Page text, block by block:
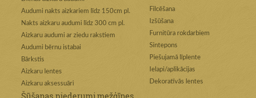
Audumi nakts aizkariem līdz 150cm pl.
Nakts aizkaru audumi līdz 300 cm pl.
Aizkaru audumi ar ziedu rakstiem
Audumi bērnu istabai
Bārkstis
Aizkaru lentes
Aizkaru aksessuāri
Šūšanas piederumi,mežģīnes
Filcēšana
Izšūšana
Furnitūra rokdarbiem
Sintepons
Piešujamā līplente
Ielapi/aplikācijas
Dekoratīvās lentes